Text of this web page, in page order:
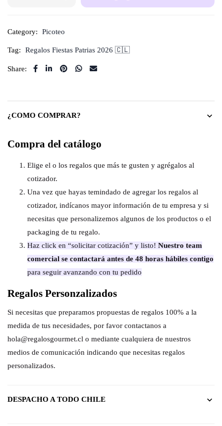
Category: Picoteo
Tag: Regalos Fiestas Patrias 2026 🇨🇱
Share:
¿COMO COMPRAR?
Compra del catálogo
Elige el o los regalos que más te gusten y agrégalos al
cotizador.
Una vez que hayas temindado de agregar los regalos al
cotizador, indícanos mayor información de tu empresa y si
necesitas que personalizemos algunos de los productos o el
packaging de tu regalo.
Haz click en “solicitar cotización” y listo! Nuestro team
comercial se contactará antes de 48 horas hábiles contigo
para seguir avanzando con tu pedido
Regalos Personzalizados
Si necesitas que preparamos propuestas de regalos 100% a la
medida de tus necesidades, por favor contactanos a
hola@regalosgourmet.cl o mediante cualquiera de nuestros
medios de comunicación indicando que necesitas regalos
personalizados.
DESPACHO A TODO CHILE